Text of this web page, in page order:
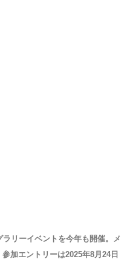
リーイベントを今年も開催。メ
加エントリーは2025年8月24日